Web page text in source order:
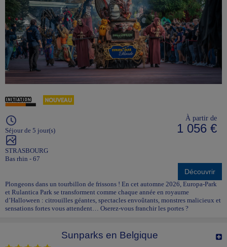
Séjour de 5 jour(s)
STRASBOURG
Bas rhin - 67
À partir de
1 056 €
Découvrir
Plongeons dans un tourbillon de frissons ! En cet automne 2026, Europa-Park
et Rulantica Park se transforment comme chaque année en royaume
d’Halloween : citrouilles géantes, spectacles envoûtants, monstres malicieux et
sensations fortes vous attendent… Oserez-vous franchir les portes ?
Sunparks en Belgique